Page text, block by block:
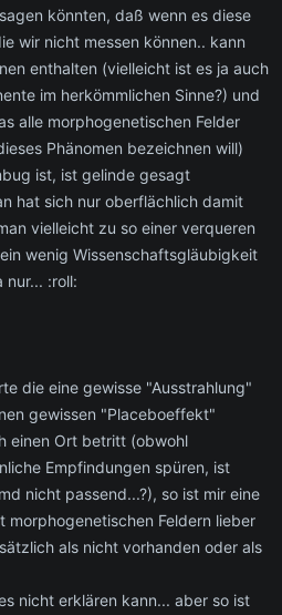
könnten, daß wenn es diese
wir nicht messen können.. kann
enthalten (vielleicht ist es ja auch
im herkömmlichen Sinne?) und
alle morphogenetischen Felder
Phänomen bezeichnen will)
ist, ist gelinde gesagt
hat sich nur oberflächlich damit
vielleicht zu so einer verqueren
wenig Wissenschaftsgläubigkeit
nur... :roll:
die eine gewisse "Ausstrahlung"
gewissen "Placeboeffekt"
einen Ort betritt (obwohl
Empfindungen spüren, ist
nicht passend...?), so ist mir eine
morphogenetischen Feldern lieber
als nicht vorhanden oder als
nicht erklären kann... aber so ist